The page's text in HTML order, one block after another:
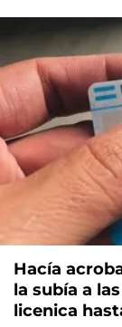
Hacía
la subía a
licenica